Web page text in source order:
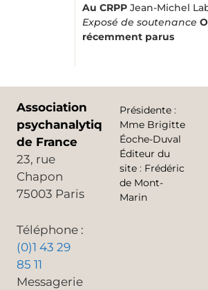
Au CRPP Jean-Michel
Exposé de soutenance
récemment parus
Association
psychanalytique
de France
23, rue
Chapon
75003 Paris
Téléphone :
(0)1 43 29
85 11
Messagerie
Présidente :
Mme Brigitte
Éoche-Duval
Éditeur du
site : Frédéric
de Mont-
Marin